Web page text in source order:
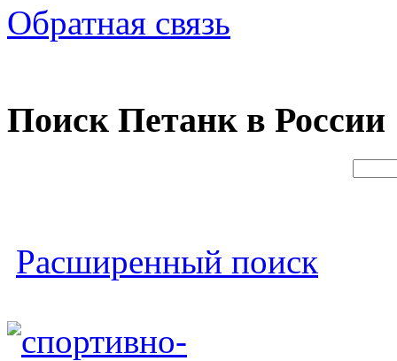
Обратная связь
Поиск Петанк в России
Расширенный поиск